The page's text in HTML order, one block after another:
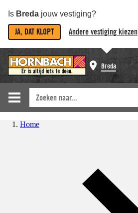
Is Breda jouw vestiging?
JA, DAT KLOPT Andere vestiging kiezen
Breda
Home